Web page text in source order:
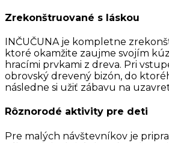
Zrekonštruované s láskou
INČUČUNA je kompletne
ktoré okamžite zaujme svojím
hracími prvkami z dreva. Pri
obrovský drevený bizón, do
následne si užiť zábavu na
Rôznorodé aktivity pre deti
Pre malých návštevníkov je